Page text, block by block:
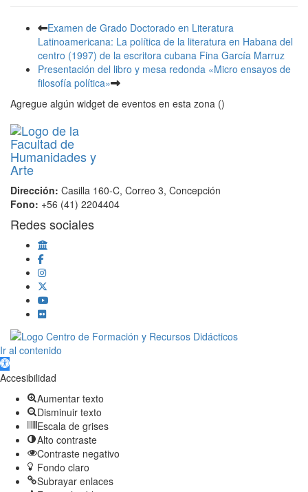
Examen de Grado Doctorado en Literatura
Latinoamericana: La política de la literatura en Habana del
centro (1997) de la escritora cubana Fina García Marruz
Presentación del libro y mesa redonda «Micro ensayos de
filosofía política»
Agregue algún widget de eventos en esta zona ()
Dirección: Casilla 160-C, Correo 3, Concepción
Fono: +56 (41) 2204404
Redes sociales
Scroll
Up
Ir al contenido
Abrir barra de herramientas
Accesibilidad
Aumentar texto
Disminuir texto
Escala de grises
Alto contraste
Contraste negativo
Fondo claro
Subrayar enlaces